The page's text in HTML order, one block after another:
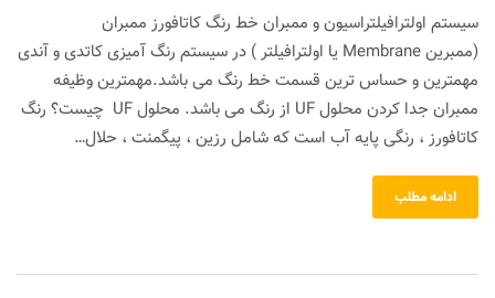
سیستم اولترافیلتراسیون و ممبران خط رنگ کاتافورز ممبران
(ممبرین Membrane یا اولترافیلتر ) در سیستم رنگ آمیزی کاتدی و آندی
مهمترین و حساس ترین قسمت خط رنگ می باشد.مهمترین وظیفه
ممبران جدا کردن محلول UF از رنگ می باشد. محلول UF چیست؟ رنگ
کاتافورز ، رنگی پایه آب است که شامل رزین ، پیگمنت ، حلال…
ادامه مطلب